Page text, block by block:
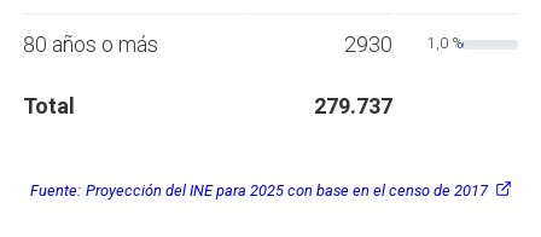
80 años o más 2930 1,0 %
Total 279.737
Fuente: Proyección del INE para 2025 con base en el censo de 2017